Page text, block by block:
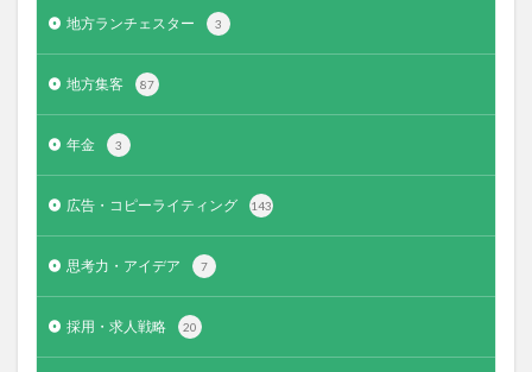
地方ランチェスター 3
地方集客 87
年金 3
広告・コピーライティング 143
思考力・アイデア 7
採用・求人戦略 20